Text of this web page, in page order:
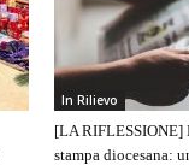
In Rilievo
[LA RIFLESSIONE]
stampa diocesana: